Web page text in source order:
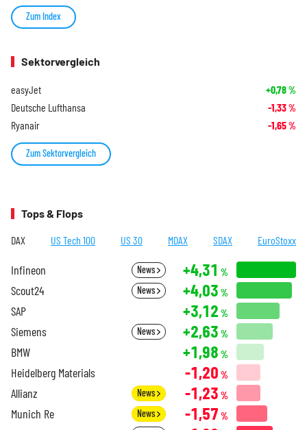
Zum Index
Sektorvergleich
easyJet +0,78%
Deutsche Lufthansa -1,33%
Ryanair -1,65%
Zum Sektorvergleich
Tops & Flops
DAX US Tech 100 US 30 MDAX SDAX EuroStoxx
Infineon News +4,31 %
Scout24 News +4,03 %
SAP +3,12 %
Siemens News +2,63 %
BMW +1,98 %
Heidelberg Materials -1,20 %
Allianz News -1,23 %
Munich Re News -1,57 %